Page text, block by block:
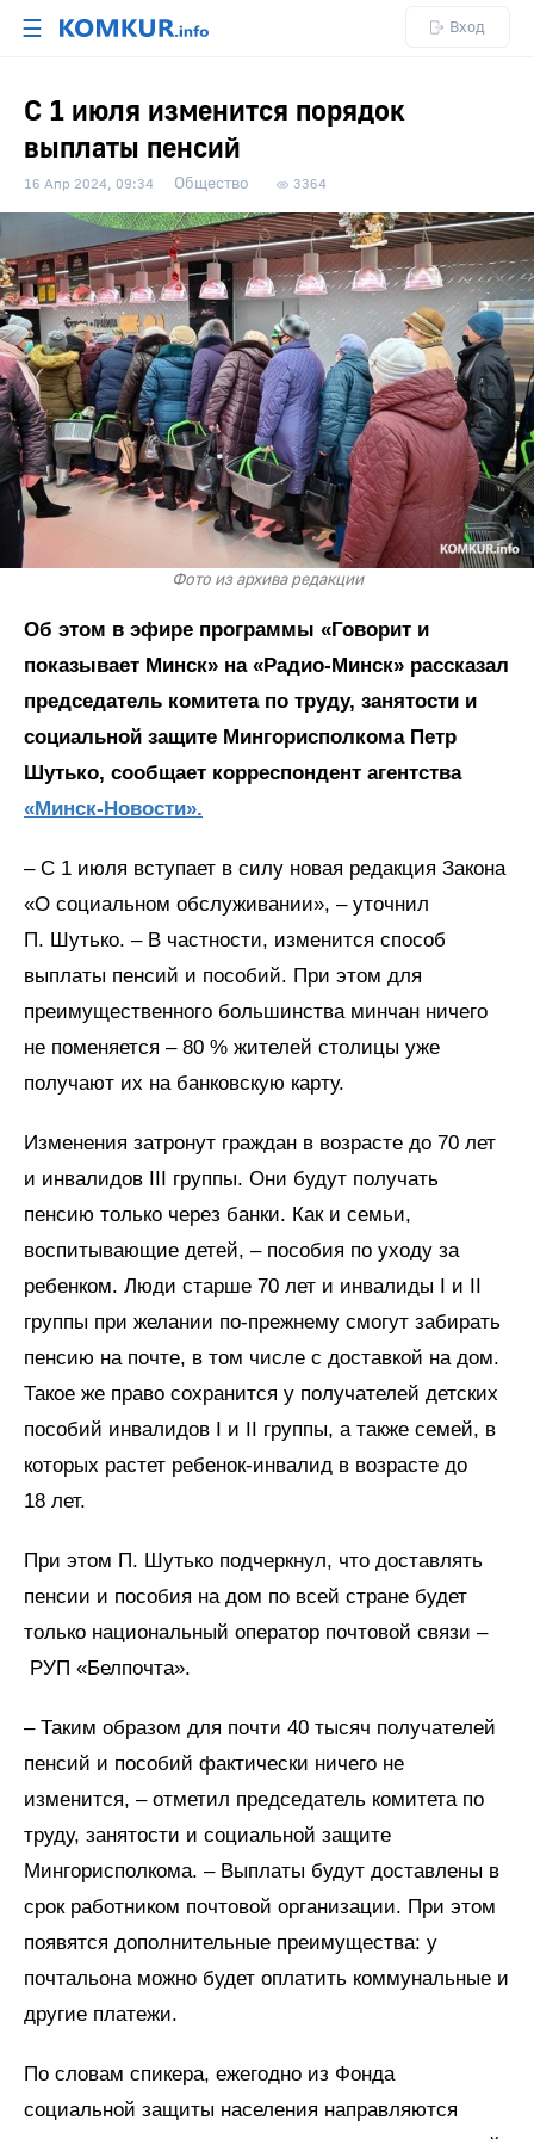
☰ Вход
С 1 июля изменится порядок
выплаты пенсий
16 Апр 2024, 09:34 Общество 3364
Фото из архива редакции
Об этом в эфире программы «Говорит и
показывает Минск» на «Радио-Минск» рассказал
председатель комитета по труду, занятости и
социальной защите Мингорисполкома Петр
Шутько, сообщает корреспондент агентства
«Минск-Новости».
– С 1 июля вступает в силу новая редакция Закона
«О социальном обслуживании», – уточнил
П. Шутько. – В частности, изменится способ
выплаты пенсий и пособий. При этом для
преимущественного большинства минчан ничего
не поменяется – 80 % жителей столицы уже
получают их на банковскую карту.
Изменения затронут граждан в возрасте до 70 лет
и инвалидов III группы. Они будут получать
пенсию только через банки. Как и семьи,
воспитывающие детей, – пособия по уходу за
ребенком. Люди старше 70 лет и инвалиды I и II
группы при желании по-прежнему смогут забирать
пенсию на почте, в том числе с доставкой на дом.
Такое же право сохранится у получателей детских
пособий инвалидов I и II группы, а также семей, в
которых растет ребенок-инвалид в возрасте до
18 лет.
При этом П. Шутько подчеркнул, что доставлять
пенсии и пособия на дом по всей стране будет
только национальный оператор почтовой связи –
РУП «Белпочта».
– Таким образом для почти 40 тысяч получателей
пенсий и пособий фактически ничего не
изменится, – отметил председатель комитета по
труду, занятости и социальной защите
Мингорисполкома. – Выплаты будут доставлены в
срок работником почтовой организации. При этом
появятся дополнительные преимущества: у
почтальона можно будет оплатить коммунальные и
другие платежи.
По словам спикера, ежегодно из Фонда
социальной защиты населения направляются